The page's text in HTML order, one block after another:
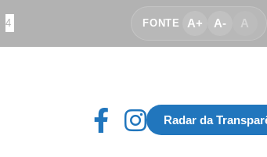
4 FONTE A+ A- A
Radar da